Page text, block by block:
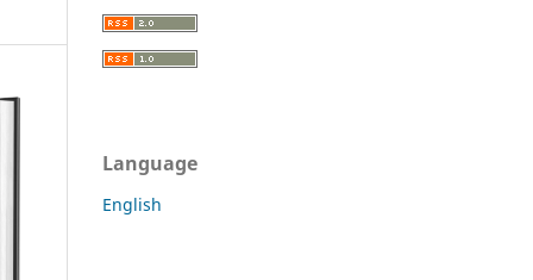
Language
English